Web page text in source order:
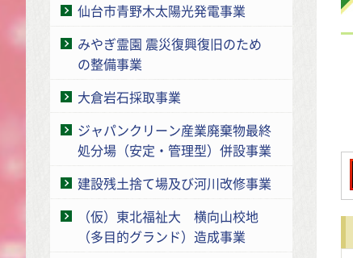
仙台市青野木太陽光発電事業
みやぎ霊園 震災復興復旧のため
の整備事業
大倉岩石採取事業
ジャパンクリーン産業廃棄物最終
処分場（安定・管理型）併設事業
建設残土捨て場及び河川改修事業
（仮）東北福祉大 横向山校地
（多目的グランド）造成事業